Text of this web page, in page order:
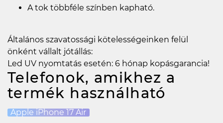
A tok többféle színben kapható.
Általános szavatossági kötelességeinken felül
önként vállalt jótállás:
Led UV nyomtatás esetén: 6 hónap kopásgarancia!
Telefonok, amikhez a
termék használható
Apple iPhone 17 Air